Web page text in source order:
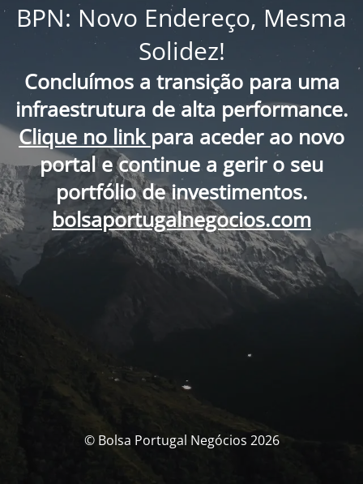
BPN: Novo Endereço, Mesma
Solidez!
Concluímos a transição para uma
infraestrutura de alta performance.
Clique no link para aceder ao novo
portal e continue a gerir o seu
portfólio de investimentos.
bolsaportugalnegocios.com
© Bolsa Portugal Negócios 2026